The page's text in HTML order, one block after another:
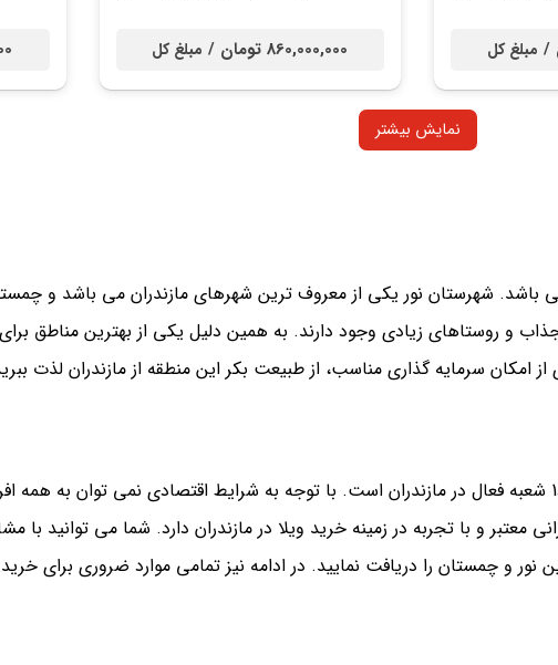
مبلغ کل 860,000,000 تومان / مبلغ کل
نمایش بیشتر
باشد. شهرستان نور یکی از معروف ترین شهرهای مازندران می باشد و
و روستاهای زیادی وجود دارند. به همین دلیل یکی از بهترین مناطق
امکان سرمایه گذاری مناسب، از طبیعت بکر این منطقه از مازندران لذت
با 18 شعبه فعال در مازندران است. با توجه به شرایط اقتصادی نمی توان به همه
معتبر و با تجربه در زمینه خرید ویلا در مازندران دارد. شما می توانید با
نور و چمستان را دریافت نمایید. در ادامه نیز تمامی موارد ضروری برای